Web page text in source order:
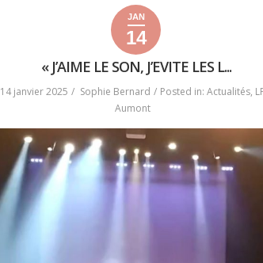
14
janvier
2025
14
janvier
2025
JAN
14
2025
« J’AIME LE SON, J’EVITE LES L...
14 janvier 2025 Sophie Bernard Posted in:Actualités,
Aumont